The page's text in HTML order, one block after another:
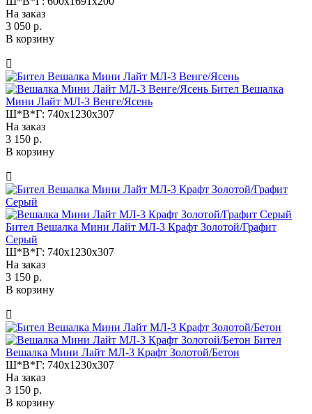
На заказ
3 050 р.
В корзину
Бител Вешалка
Мини Лайт МЛ-3 Венге/Ясень
Ш*В*Г: 740x1230x307
На заказ
3 150 р.
В корзину
Бител Вешалка Мини Лайт МЛ-3 Крафт Золотой/Графит
Серый
Ш*В*Г: 740x1230x307
На заказ
3 150 р.
В корзину
Бител
Вешалка Мини Лайт МЛ-3 Крафт Золотой/Бетон
Ш*В*Г: 740x1230x307
На заказ
3 150 р.
В корзину